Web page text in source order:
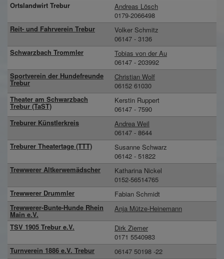
Ortslandwirt Trebur
Andreas Lösch
0179-2066498
Reit- und Fahrverein Trebur
Volker Schmitz
06147 - 3136
Schwarzbach Trommler
Tobias von der Au
06147 - 203992
Sportverein der Hundefreunde
Trebur
Christian Wolf
06152 61030
Theater am Schwarzbach
Trebur (TaST)
Kerstin Ruppert
06147 - 7590
Treburer Künstlerkreis
Andrea Weil
06147 - 8644
Treburer Theatertage (TTT)
Susanne Schwarz
06142 - 51822
Trewwerer Altkerwemädscher
Katharina Nickel
0152-56514765
Trewwerer Drummler
Fabian Schmidt
Trewwerer-Bunte-Hunde Rhein
Main e.V.
Anja Mütze-Heinemann
TSV 1905 Trebur e.V.
Dirk Ziemer
0171 5540983
Turnverein 1886 e.V. Trebur
06147 50198 -22